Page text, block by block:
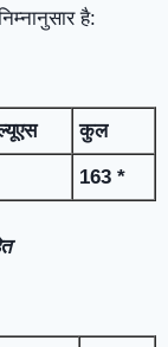
है:
कुल
163 *